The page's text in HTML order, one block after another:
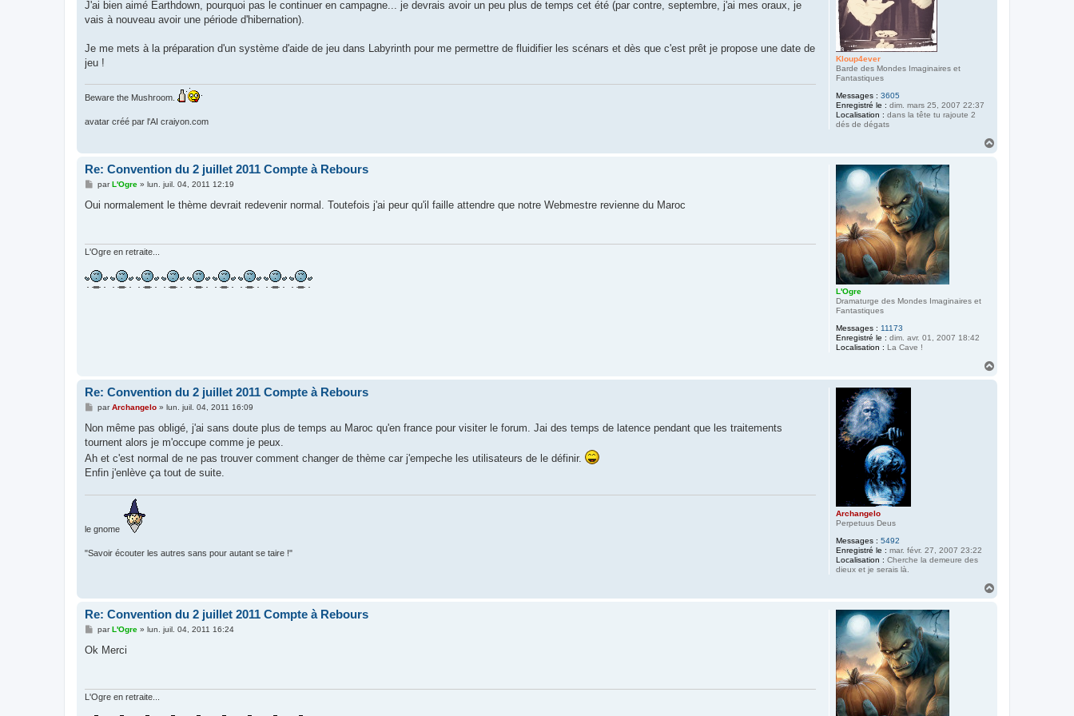
Kloup4ever
Barde des Mondes Imaginaires et
Fantastiques
Messages : 3605
Enregistré le : dim. mars 25, 2007 22:37
Localisation : dans la tête tu rajoute 2
dés de dégats
g
J'ai bien aimé Earthdown, pourquoi pas le continuer en campagne... je devrais avoir un peu plus de temps cet été (par contre, septembre, j'ai mes oraux, je
vais à nouveau avoir une période d'hibernation).
Je me mets à la préparation d'un système d'aide de jeu dans Labyrinth pour me permettre de fluidifier les scénars et dès que c'est prêt je propose une date de
jeu !
Beware the Mushroom.
avatar créé par l'AI craiyon.com
L'Ogre
Dramaturge des Mondes Imaginaires et
Fantastiques
Messages : 11173
Enregistré le : dim. avr. 01, 2007 18:42
Localisation : La Cave !
Re: Convention du 2 juillet 2011 Compte à Rebours
M
s
parL'Ogre» lun. juil. 04, 2011 12:19
Oui normalement le thème devrait redevenir normal. Toutefois j'ai peur qu'il faille attendre que notre Webmestre revienne du Maroc
L'Ogre en retraite...
Archangelo
Perpetuus Deus
Messages : 5492
Enregistré le : mar. févr. 27, 2007 23:22
Localisation : Cherche la demeure des
dieux et je serais là.
Re: Convention du 2 juillet 2011 Compte à Rebours
M
s
a
e
parArchangelo» lun. juil. 04, 2011 16:09
Non même pas obligé, j'ai sans doute plus de temps au Maroc qu'en france pour visiter le forum. Jai des temps de latence pendant que les traitements
tournent alors je m'occupe comme je peux.
Ah et c'est normal de ne pas trouver comment changer de thème car j'empeche les utilisateurs de le définir.
Enfin j'enlève ça tout de suite.
le gnome
"Savoir écouter les autres sans pour autant se taire !"
Re: Convention du 2 juillet 2011 Compte à Rebours
M
s
parL'Ogre» lun. juil. 04, 2011 16:24
Ok Merci
L'Ogre en retraite...